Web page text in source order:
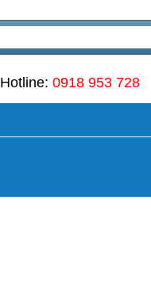
Hotline: 0918 953 728